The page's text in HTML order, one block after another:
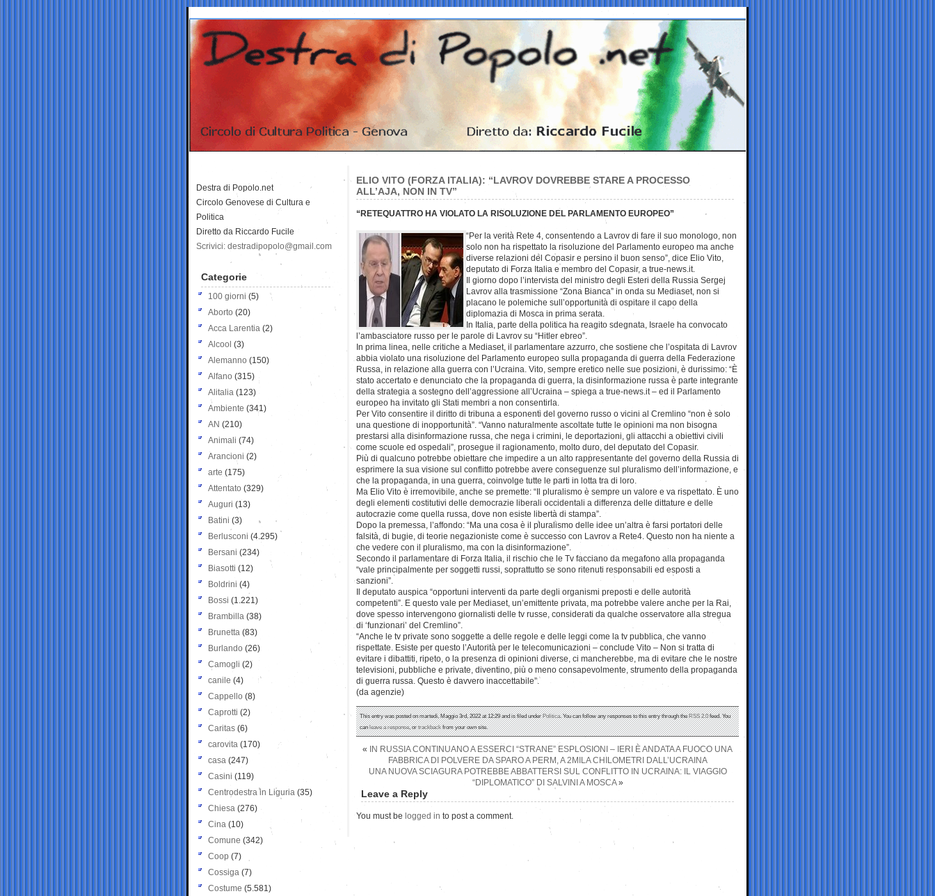
ELIO VITO (FORZA ITALIA): “LAVROV DOVREBBE STARE A PROCESSO
ALL’AJA, NON IN TV”
“RETEQUATTRO HA VIOLATO LA RISOLUZIONE DEL PARLAMENTO EUROPEO”
“Per la verità Rete 4, consentendo a Lavrov di fare il suo monologo, non
solo non ha rispettato la risoluzione del Parlamento europeo ma anche
diverse relazioni del Copasir e persino il buon senso”, dice Elio Vito,
deputato di Forza Italia e membro del Copasir, a true-news.it.
Il giorno dopo l’intervista del ministro degli Esteri della Russia Sergej
Lavrov alla trasmissione “Zona Bianca” in onda su Mediaset, non si
placano le polemiche sull’opportunità di ospitare il capo della
diplomazia di Mosca in prima serata.
In Italia, parte della politica ha reagito sdegnata, Israele ha convocato
l’ambasciatore russo per le parole di Lavrov su “Hitler ebreo”.
In prima linea, nelle critiche a Mediaset, il parlamentare azzurro, che sostiene che l’ospitata di Lavrov
abbia violato una risoluzione del Parlamento europeo sulla propaganda di guerra della Federazione
Russa, in relazione alla guerra con l’Ucraina. Vito, sempre eretico nelle sue posizioni, è durissimo: “È
stato accertato e denunciato che la propaganda di guerra, la disinformazione russa è parte integrante
della strategia a sostegno dell’aggressione all’Ucraina – spiega a true-news.it – ed il Parlamento
europeo ha invitato gli Stati membri a non consentirla.
Per Vito consentire il diritto di tribuna a esponenti del governo russo o vicini al Cremlino “non è solo
una questione di inopportunità”. “Vanno naturalmente ascoltate tutte le opinioni ma non bisogna
prestarsi alla disinformazione russa, che nega i crimini, le deportazioni, gli attacchi a obiettivi civili
come scuole ed ospedali”, prosegue il ragionamento, molto duro, del deputato del Copasir.
Più di qualcuno potrebbe obiettare che impedire a un alto rappresentante del governo della Russia di
esprimere la sua visione sul conflitto potrebbe avere conseguenze sul pluralismo dell’informazione, e
che la propaganda, in una guerra, coinvolge tutte le parti in lotta tra di loro.
Ma Elio Vito è irremovibile, anche se premette: “Il pluralismo è sempre un valore e va rispettato. È uno
degli elementi costitutivi delle democrazie liberali occidentali a differenza delle dittature e delle
autocrazie come quella russa, dove non esiste libertà di stampa”.
Dopo la premessa, l’affondo: “Ma una cosa è il pluralismo delle idee un’altra è farsi portatori delle
falsità, di bugie, di teorie negazioniste come è successo con Lavrov a Rete4. Questo non ha niente a
che vedere con il pluralismo, ma con la disinformazione”.
Secondo il parlamentare di Forza Italia, il rischio che le Tv facciano da megafono alla propaganda
“vale principalmente per soggetti russi, soprattutto se sono ritenuti responsabili ed esposti a
sanzioni”.
Il deputato auspica “opportuni interventi da parte degli organismi preposti e delle autorità
competenti”. E questo vale per Mediaset, un’emittente privata, ma potrebbe valere anche per la Rai,
dove spesso intervengono giornalisti delle tv russe, considerati da qualche osservatore alla stregua
di ‘funzionari’ del Cremlino”.
“Anche le tv private sono soggette a delle regole e delle leggi come la tv pubblica, che vanno
rispettate. Esiste per questo l’Autorità per le telecomunicazioni – conclude Vito – Non si tratta di
evitare i dibattiti, ripeto, o la presenza di opinioni diverse, ci mancherebbe, ma di evitare che le nostre
televisioni, pubbliche e private, diventino, più o meno consapevolmente, strumento della propaganda
di guerra russa. Questo è davvero inaccettabile”.
(da agenzie)
This entry was posted on martedì, Maggio 3rd, 2022 at 12:29 and is filed underPolitica. You can follow any responses to this entry through theRSS 2.0feed. You
canleave a response, ortrackbackfrom your own site.
«
IN RUSSIA CONTINUANO A ESSERCI “STRANE” ESPLOSIONI – IERI È ANDATA A FUOCO UNA
FABBRICA DI POLVERE DA SPARO A PERM, A 2MILA CHILOMETRI DALL’UCRAINA
UNA NUOVA SCIAGURA POTREBBE ABBATTERSI SUL CONFLITTO IN UCRAINA: IL VIAGGIO
“DIPLOMATICO” DI SALVINI A MOSCA»
Leave a Reply
You must be logged in to post a comment.
Destra di Popolo.net
Circolo Genovese di Cultura e
Politica
Diretto da Riccardo Fucile
Scrivici: destradipopolo@gmail.com
Categorie
100 giorni (5)
Aborto (20)
Acca Larentia (2)
Alcool (3)
Alemanno (150)
Alfano (315)
Alitalia (123)
Ambiente (341)
AN (210)
Animali (74)
Arancioni (2)
arte (175)
Attentato (329)
Auguri (13)
Batini (3)
Berlusconi (4.295)
Bersani (234)
Biasotti (12)
Boldrini (4)
Bossi (1.221)
Brambilla (38)
Brunetta (83)
Burlando (26)
Camogli (2)
canile (4)
Cappello (8)
Caprotti (2)
Caritas (6)
carovita (170)
casa (247)
Casini (119)
Centrodestra in Liguria (35)
Chiesa (276)
Cina (10)
Comune (342)
Coop (7)
Cossiga (7)
Costume (5.581)